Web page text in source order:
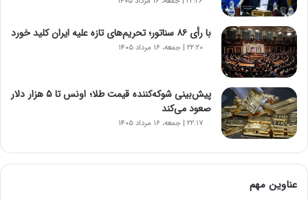
ن‌
خ
و
د
ر
و
ب
ر
ا
ی
ت
و
ل
با رأی ۸۶ سناتور؛ تحریم‌های تازه علیه ایران کلید خورد
۲۲:۲۰ | جمعه، ۱۶ مرداد ۱۴۰۵
پیش‌بینی شوکه‌کننده قیمت طلا؛ اونس تا ۵ هزار دلار
صعود می‌کند
۲۲:۱۷ | جمعه، ۱۶ مرداد ۱۴۰۵
عناوین مهم